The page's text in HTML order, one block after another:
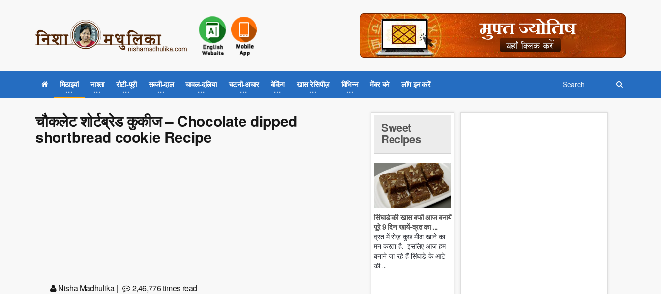
मिठाइयां नाश्ता रोटी-पूरी सब्जी-दाल चावल-दलिया चटनी-अचार बेकिंग खास रेसिपीज़ विभिन्न मेंबर बने लॉग इन करें
चौकलेट शोर्टब्रेड कुकीज – Chocolate dipped
shortbread cookie Recipe
Nisha Madhulika| 2,46,776 times read
Sweet
Recipes
सिंघाडे की खास बर्फी आज बनायें
पूरे 9 दिन खायें-व्रत का ...
व्रत में रोज़ कुछ मीठा खाने का
मन करता है. इसलिए आज हम
बनाने जा रहे हैं सिंघाडे के आटे
की ...